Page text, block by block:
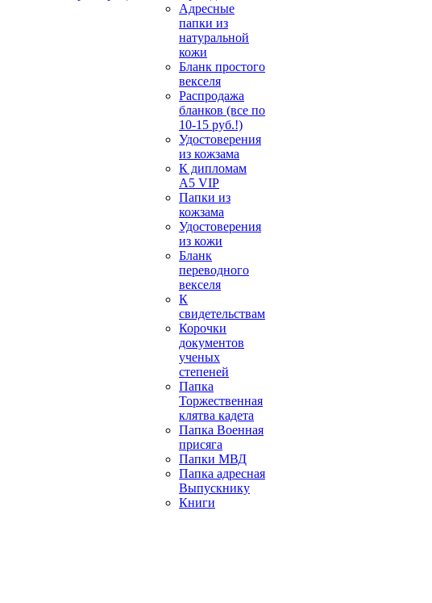
Адресные
папки из
натуральной
кожи
Бланк простого
векселя
Распродажа
бланков (все по
10-15 руб.!)
Удостоверения
из кожзама
К дипломам
А5 VIP
Папки из
кожзама
Удостоверения
из кожи
Бланк
переводного
векселя
К
свидетельствам
Корочки
документов
ученых
степеней
Папка
Торжественная
клятва кадета
Папка Военная
присяга
Папки МВД
Папка адресная
Выпускнику
Книги